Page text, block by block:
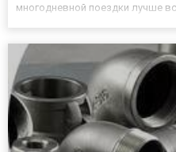
многодневной поездки лучше